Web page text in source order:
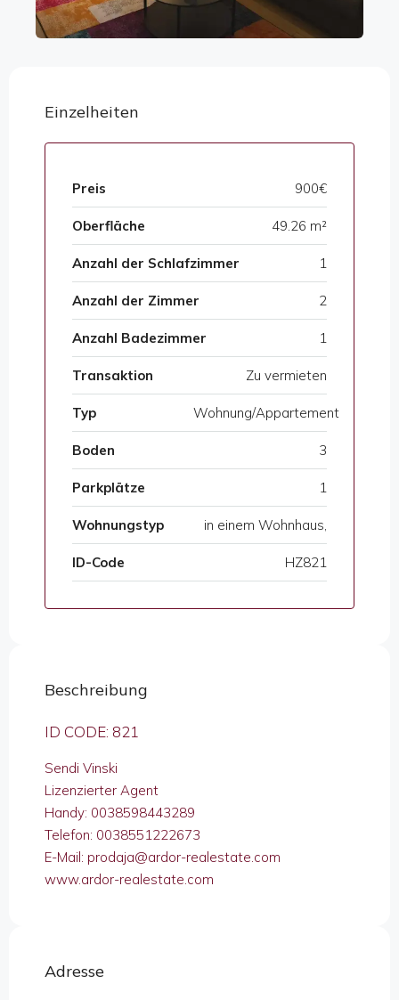
Einzelheiten
Preis 900€
Oberfläche 49.26 m²
Anzahl der Schlafzimmer 1
Anzahl der Zimmer 2
Anzahl Badezimmer 1
Transaktion Zu vermieten
Typ Wohnung/Appartement
Boden 3
Parkplätze 1
Wohnungstyp in einem Wohnhaus,
ID-Code HZ821
Beschreibung
ID CODE: 821
Sendi Vinski
Lizenzierter Agent
Handy: 0038598443289
Telefon: 0038551222673
E-Mail: prodaja@ardor-realestate.com
www.ardor-realestate.com
Adresse